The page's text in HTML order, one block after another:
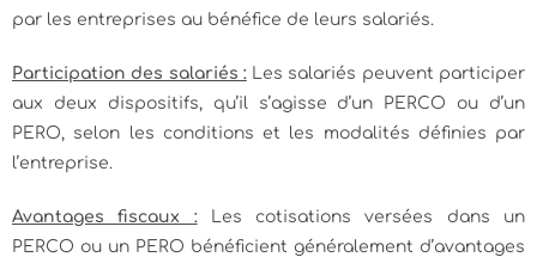
par les entreprises au bénéfice de leurs salariés.
Participation des salariés : Les salariés peuvent participer
aux deux dispositifs, qu’il s’agisse d’un PERCO ou d’un
PERO, selon les conditions et les modalités définies par
l’entreprise.
Avantages fiscaux : Les cotisations versées dans un
PERCO ou un PERO bénéficient généralement d’avantages